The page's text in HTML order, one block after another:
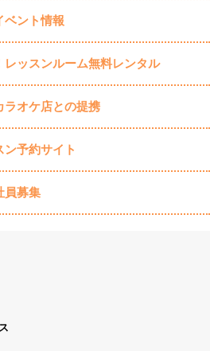
ベント情報
レッスンルーム無料レンタル
ラオケ店との提携
予約サイト
員募集